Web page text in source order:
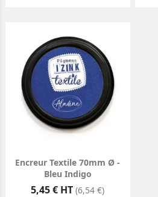
Encreur Textile 70mm Ø -
Bleu Indigo
Prix
5,45 € HT (6,54 €)